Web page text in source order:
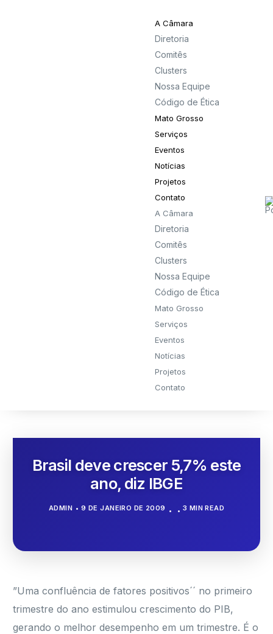
A Câmara
Diretoria
Comitês
Clusters
Nossa Equipe
Código de Ética
Mato Grosso
Serviços
Eventos
Notícias
Projetos
Contato
A Câmara
Diretoria
Comitês
Clusters
Nossa Equipe
Código de Ética
Mato Grosso
Serviços
Eventos
Notícias
Projetos
Contato
Brasil deve crescer 5,7% este
ano, diz IBGE
ADMIN 9 DE JANEIRO DE 2009 3 MIN READ
”Uma confluência de fatores positivos´´ no primeiro
trimestre do ano estimulou crescimento do PIB,
gerando o melhor desempenho em um trimestre. É o